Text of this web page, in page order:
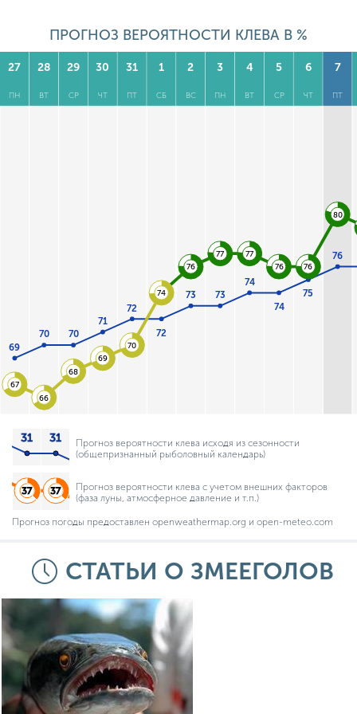
ПРОГНОЗ ВЕРОЯТНОСТИ КЛЕВА В %
27
ПН
28
ВТ
29
СР
30
ЧТ
31
ПТ
1
СБ
2
ВС
3
ПН
4
ВТ
5
СР
6
ЧТ
7
ПТ
69
70 70
71
72
72
73 73
74
74
75
76
67
66
68
69
70
74
76
77 77
76 76
80
Прогноз вероятности клева исходя из сезонности
(общепризнанный рыболовный календарь)
Прогноз вероятности клева с учетом внешних факторов
(фаза луны, атмосферное давление и т.п.)
Прогноз погоды предоставлен openweathermap.org и open-meteo.com
СТАТЬИ О ЗМЕЕГОЛОВ